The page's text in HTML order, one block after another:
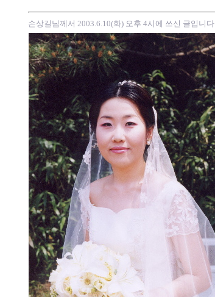
손상길님께서 2003.6.10(화) 오후 4시에 쓰신 글입니다